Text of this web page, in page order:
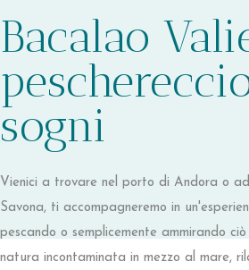
Bacalao
sogni
Vienici a trovare nel porto di Andora o
Savona, ti accompagneremo in
pescando o semplicemente ammirando
natura incontaminata in mezzo al mare,